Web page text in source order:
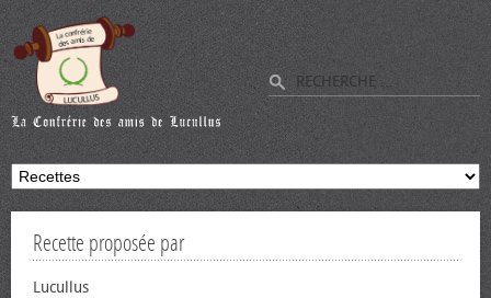
Recette proposée par
Lucullus